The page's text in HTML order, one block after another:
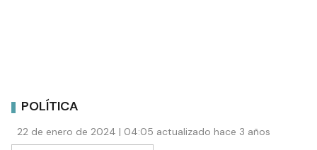
POLÍTICA
22 de enero de 2024 | 04:05 actualizado hace 3 años